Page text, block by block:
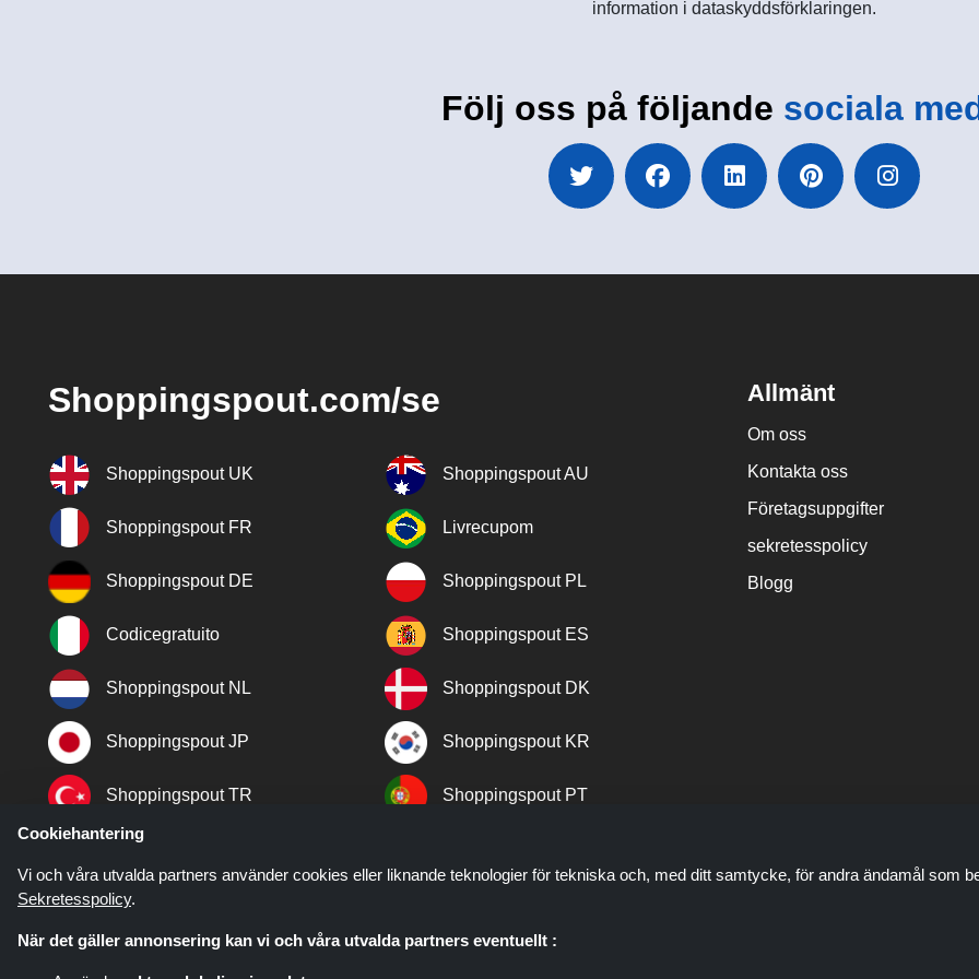
information i dataskyddsförklaringen.
Följ oss på följande sociala
Shoppingspout.com/se
Shoppingspout UK Shoppingspout AU
Shoppingspout FR Livrecupom
Shoppingspout DE Shoppingspout PL
Codicegratuito Shoppingspout ES
Shoppingspout NL Shoppingspout DK
Shoppingspout JP Shoppingspout KR
Shoppingspout TR Shoppingspout PT
Shoppingspout NO
Allmänt
Om oss
Kontakta oss
Företagsuppgifter
sekretesspolicy
Blogg
Cookiehantering
Vi och våra utvalda partners använder cookies eller liknande teknologier för tekniska och, med ditt samtycke, för andra ändamål som
Sekretesspolicy.
När det gäller annonsering kan vi och våra utvalda partners eventuellt :